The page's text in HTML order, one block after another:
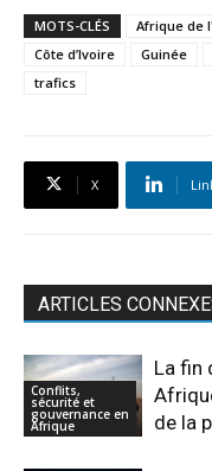
MOTS-CLÉS Afrique de
Côte d’Ivoire
Guinée
trafics
X
ARTICLES
Conflits,
sécurité et
gouvernance en
Afrique
La fin
de la